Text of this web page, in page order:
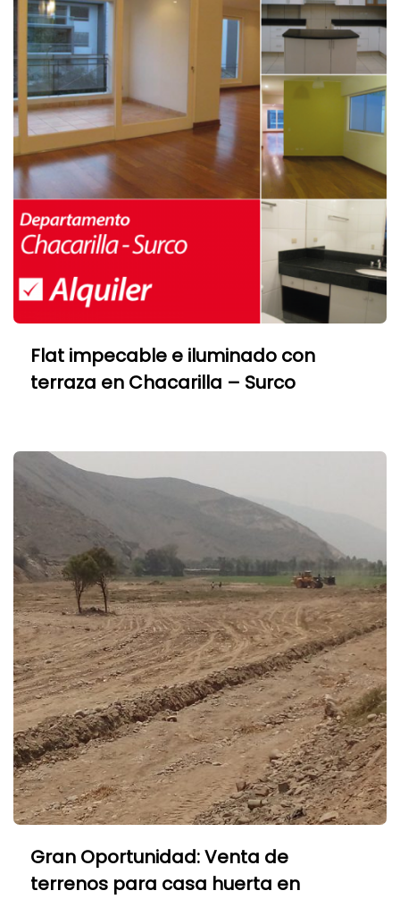
Flat impecable e iluminado con
terraza en Chacarilla – Surco
Gran Oportunidad: Venta de
terrenos para casa huerta en